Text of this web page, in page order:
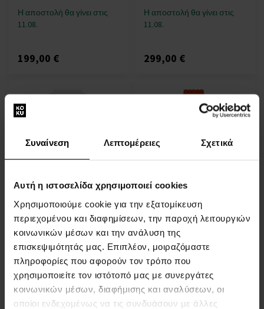
Συναίνεση Λεπτομέρειες Σχετικά
Αυτή η ιστοσελίδα χρησιμοποιεί cookies
Χρησιμοποιούμε cookie για την εξατομίκευση
περιεχομένου και διαφημίσεων, την παροχή λειτουργιών
κοινωνικών μέσων και την ανάλυση της
επισκεψιμότητάς μας. Επιπλέον, μοιραζόμαστε
πληροφορίες που αφορούν τον τρόπο που
χρησιμοποιείτε τον ιστότοπό μας με συνεργάτες
κοινωνικών μέσων, διαφήμισης και αναλύσεων, οι
οποίοι ενδεχομένως να τις συνδυάσουν με άλλες
Η αποστολή θα γίνει στις
11.08.
199,00 €
Η αποστολή θα γίνει στις
11.08.
299,00 €
Εξυπνο ρολόι - Για Άνδρες
Και Γυναίκες
Η αποστολή θα γίνει στις
11.08.
199,00 €
Orange
Η αποστολή θα γίνει στις
11.08.
299,00 €